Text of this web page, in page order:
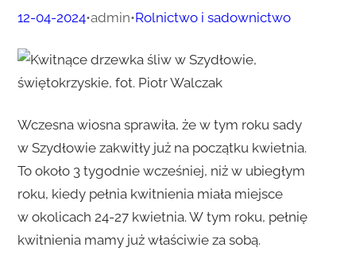
12-04-2024•admin•Rolnictwo i sadownictwo
Wczesna wiosna sprawiła, że w tym roku sady
w Szydłowie zakwitły już na początku kwietnia.
To około 3 tygodnie wcześniej, niż w ubiegłym
roku, kiedy pełnia kwitnienia miała miejsce
w okolicach 24-27 kwietnia. W tym roku, pełnię
kwitnienia mamy już właściwie za sobą.